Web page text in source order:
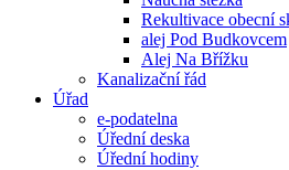
Rekultivace obecní
alej Pod Budkovcem
Alej Na Břížku
Kanalizační řád
Úřad
e-podatelna
Úřední deska
Úřední hodiny